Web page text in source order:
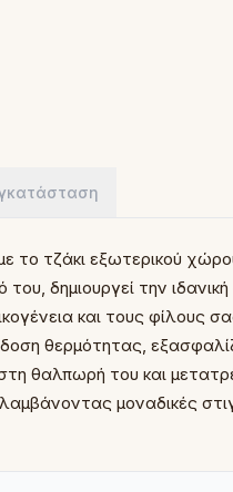
το τζάκι εξωτερικού
δημιουργεί την
και τους φίλους
θερμότητας,
θαλπωρή του και
μοναδικές